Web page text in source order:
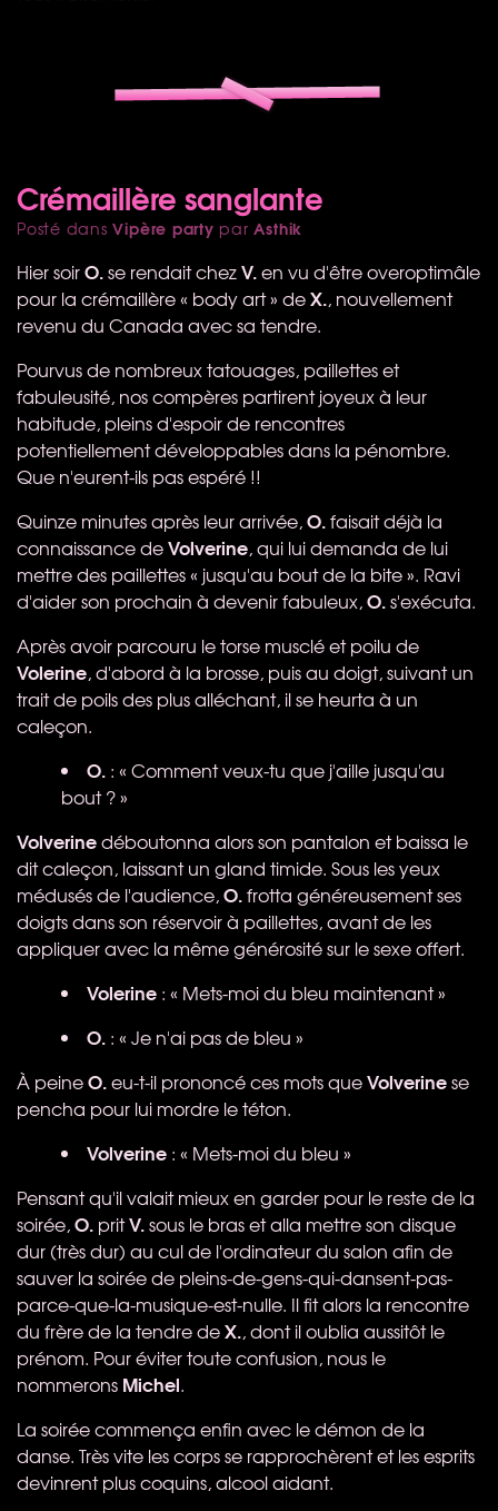
Crémaillère sanglante
Posté dansVipère party parAsthik
Hier soirO.se rendait chezV.en vu d'être overoptimâle
pour la crémaillère « body art » deX., nouvellement
revenu du Canada avec sa tendre.
Pourvus de nombreux tatouages, paillettes et
fabuleusité, nos compères partirent joyeux à leur
habitude, pleins d'espoir de rencontres
potentiellement développables dans la pénombre.
Que n'eurent-ils pas espéré !!
Quinze minutes après leur arrivée,O.faisait déjà la
connaissance deVolverine, qui lui demanda de lui
mettre des paillettes « jusqu'au bout de la bite ». Ravi
d'aider son prochain à devenir fabuleux,O.s'exécuta.
Après avoir parcouru le torse musclé et poilu de
Volerine, d'abord à la brosse, puis au doigt, suivant un
trait de poils des plus alléchant, il se heurta à un
caleçon.
O. : « Comment veux-tu que j'aille jusqu'au
bout ? »
Volverinedéboutonna alors son pantalon et baissa le
dit caleçon, laissant un gland timide. Sous les yeux
médusés de l'audience,O.frotta généreusement ses
doigts dans son réservoir à paillettes, avant de les
appliquer avec la même générosité sur le sexe offert.
Volerine : « Mets-moi du bleu maintenant »
O. : « Je n'ai pas de bleu »
À peineO.eu-t-il prononcé ces mots queVolverinese
pencha pour lui mordre le téton.
Volverine : « Mets-moi du bleu »
Pensant qu'il valait mieux en garder pour le reste de la
soirée,O. pritV.sous le bras et alla mettre son disque
dur (très dur) au cul de l'ordinateur du salon afin de
sauver la soirée de pleins-de-gens-qui-dansent-pas-
parce-que-la-musique-est-nulle. Il fit alors la rencontre
du frère de la tendre deX., dont il oublia aussitôt le
prénom. Pour éviter toute confusion, nous le
nommerons Michel.
La soirée commença enfin avec le démon de la
danse. Très vite les corps se rapprochèrent et les esprits
devinrent plus coquins, alcool aidant.